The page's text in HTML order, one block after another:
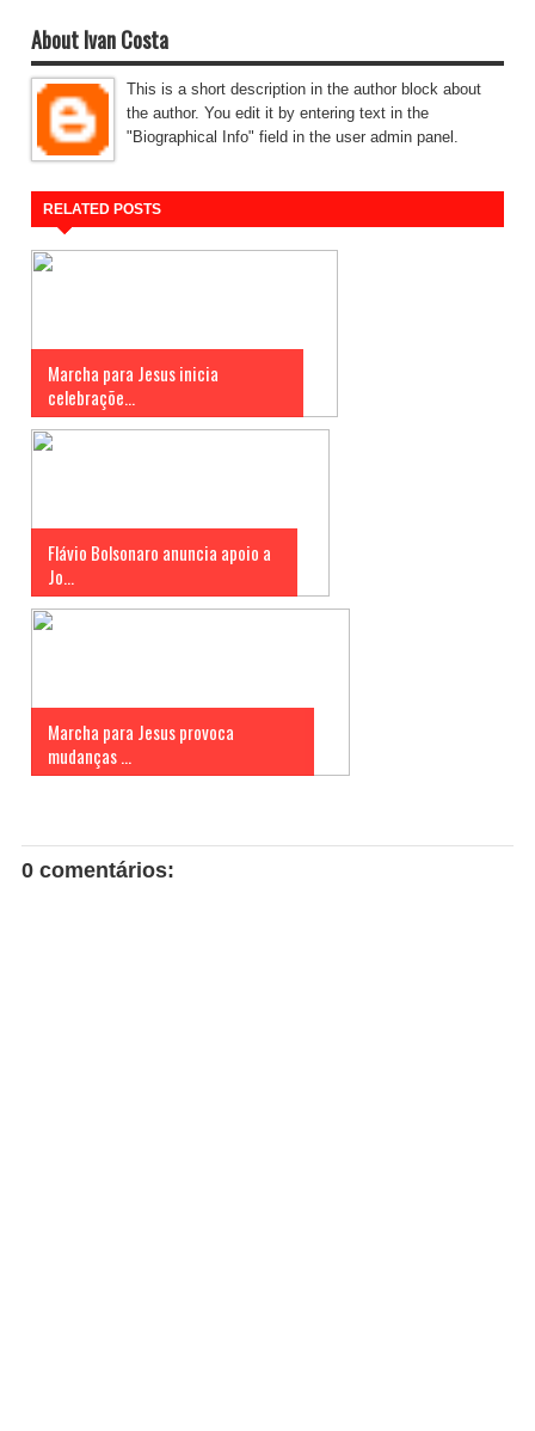
About Ivan Costa
This is a short description in the author block about
the author. You edit it by entering text in the
"Biographical Info" field in the user admin panel.
RELATED POSTS
Marcha para Jesus inicia
celebraçõe...
Flávio Bolsonaro anuncia apoio a
Jo...
Marcha para Jesus provoca
mudanças ...
0 comentários: